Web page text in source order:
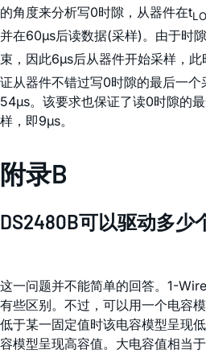
的角度来分析写0时隙，从器件在t
并在60µs后读数据(采样)。由于时
束，因此6µs后从器件开始采样，此
证从器件不错过写0时隙的最后一
54µs。该要求也保证了读0时隙的
样，即9µs。
附录B
DS2480B可以驱动多少
这一问题并不能简单的回答。1-
有些区别。不过，可以用一个电容
低于某一固定值时该电容模型呈现
容模型呈现高容值。大电容值相当